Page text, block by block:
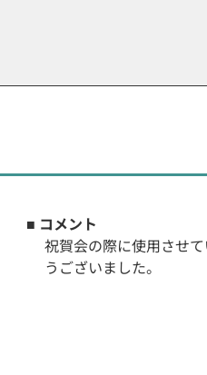
■ コメント
祝賀会の際に使用させ
うございました。